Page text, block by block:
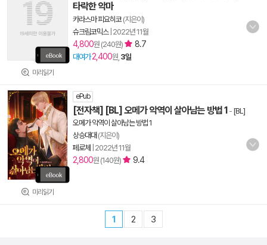
미리읽기
타락한 악마
카라스마 피요히코(지은이)
슈크림코믹스| 2022년 11월
4,800원 (240원) 8.7
대여가 2,400원, 3일
미리읽기
ePub
[전자책] [BL] 오메가 악역이 살아남는 방법 1 - [BL]
오메가 악역이 살아남는 방법 1
상승대대 (지은이)
페로체
2022년 11월
2,800원 (140원) 9.4
1 2 3